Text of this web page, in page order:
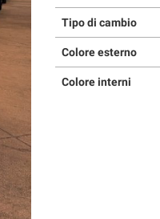
Tipo di cambio
Colore esterno
Colore interni